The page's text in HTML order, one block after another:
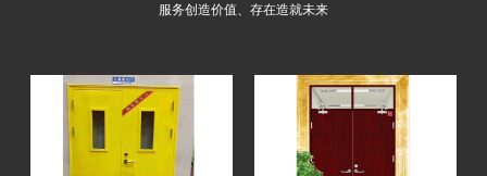
服务创造价值、存在造就未来